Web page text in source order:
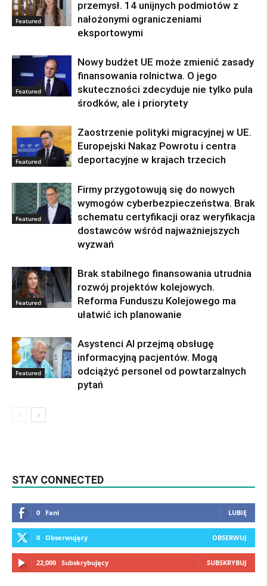
Featured
przemysł. 14 unijnych podmiotów z
nałożonymi ograniczeniami
eksportowymi
Featured
Nowy budżet UE może zmienić zasady
finansowania rolnictwa. O jego
skuteczności zdecyduje nie tylko pula
środków, ale i priorytety
Featured
Zaostrzenie polityki migracyjnej w UE.
Europejski Nakaz Powrotu i centra
deportacyjne w krajach trzecich
Featured
Firmy przygotowują się do nowych
wymogów cyberbezpieczeństwa. Brak
schematu certyfikacji oraz weryfikacja
dostawców wśród najważniejszych
wyzwań
Featured
Brak stabilnego finansowania utrudnia
rozwój projektów kolejowych.
Reforma Funduszu Kolejowego ma
ułatwić ich planowanie
Featured
Asystenci AI przejmą obsługę
informacyjną pacjentów. Mogą
odciążyć personel od powtarzalnych
pytań
STAY CONNECTED
0 Fani LUBIĘ
0 Obserwujący OBSERWUJ
22,000 Subskrybujący SUBSKRYBUJ